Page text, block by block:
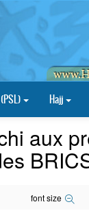
Hajj
aux
font size